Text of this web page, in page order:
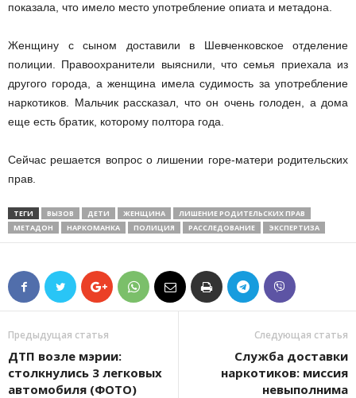
показала, что имело место употребление опиата и метадона.
Женщину с сыном доставили в Шевченковское отделение
полиции. Правоохранители выяснили, что семья приехала из
другого города, а женщина имела судимость за употребление
наркотиков. Мальчик рассказал, что он очень голоден, а дома
еще есть братик, которому полтора года.
Сейчас решается вопрос о лишении горе-матери родительских
прав.
ТЕГИ ВЫЗОВ ДЕТИ ЖЕНЩИНА
ЛИШЕНИЕ РОДИТЕЛЬСКИХ ПРАВ
МЕТАДОН
НАРКОМАНКА ПОЛИЦИЯ РАССЛЕДОВАНИЕ ЭКСПЕРТИЗА
Предыдущая статья
ДТП возле мэрии:
столкнулись 3 легковых
автомобиля (ФОТО)
Следующая статья
Служба доставки
наркотиков: миссия
невыполнима